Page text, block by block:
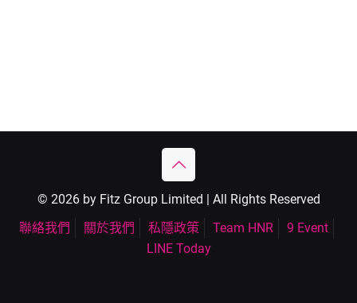
© 2026 by Fitz Group Limited | All Rights Reserved
聯絡我們
關於我們 私隱政策 Team HNR
9 Event
LINE Today